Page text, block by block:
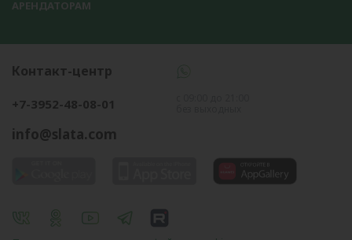
АРЕНДАТОРАМ
Контакт-центр
+7-3952-48-08-01
info@slata.com